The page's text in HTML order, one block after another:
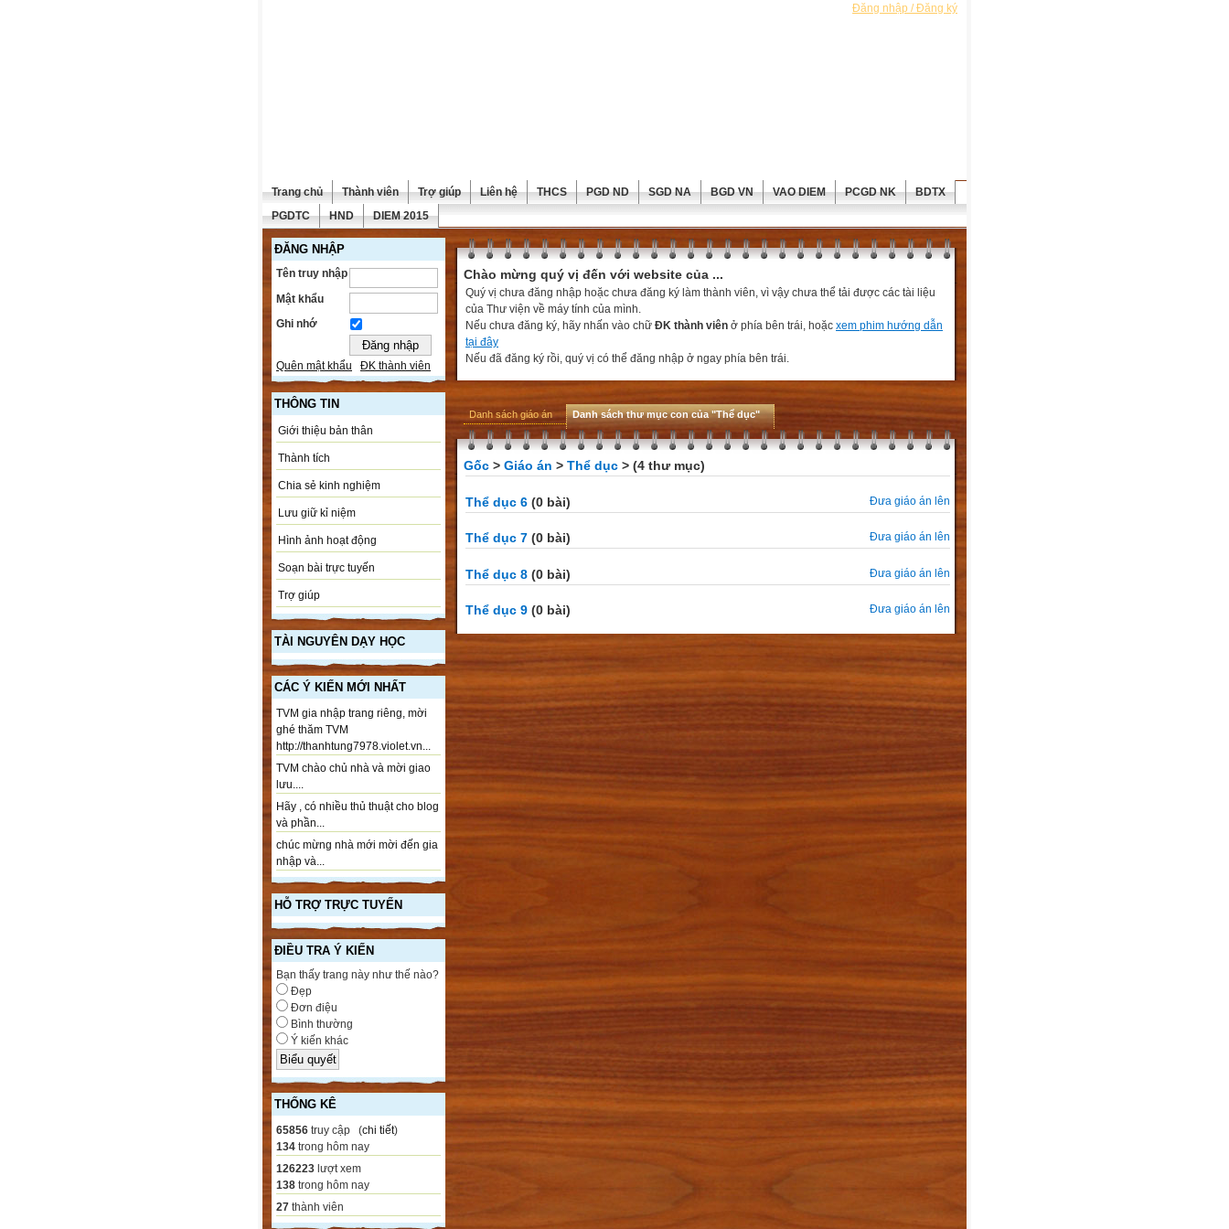
Đăng nhập / Đăng ký
Trang chủ Thành viên Trợ giúp Liên hệ THCS PGD ND SGD NA BGD VN VAO DIEM PCGD NK
BDTX
PGDTC
HND DIEM 2015
ĐĂNG NHẬP
Tên truy nhập
Mật khẩu
Ghi nhớ
Quên mật khẩu ĐK thành viên
THÔNG TIN
Giới thiệu bản thân
Thành tích
Chia sẻ kinh nghiệm
Lưu giữ kỉ niệm
Hình ảnh hoạt động
Soạn bài trực tuyến
Trợ giúp
TÀI NGUYÊN DẠY HỌC
CÁC Ý KIẾN MỚI NHẤT
TVM gia nhập trang riêng, mời
ghé thăm TVM
http://thanhtung7978.violet.vn...
TVM chào chủ nhà và mời giao
lưu....
Hãy , có nhiều thủ thuật cho blog
và phần...
chúc mừng nhà mới mời đến gia
nhập và...
HỖ TRỢ TRỰC TUYẾN
ĐIỀU TRA Ý KIẾN
Bạn thấy trang này như thế nào?
Đẹp
Đơn điệu
Bình thường
Ý kiến khác
THỐNG KÊ
65856 truy cập (chi tiết)
134 trong hôm nay
126223 lượt xem
138 trong hôm nay
27 thành viên
Chào mừng quý vị đến với website của ...
Quý vị chưa đăng nhập hoặc chưa đăng ký làm thành viên, vì vậy chưa thể tải được các tài liệu
của Thư viện về máy tính của mình.
Nếu chưa đăng ký, hãy nhấn vào chữ ĐK thành viên ở phía bên trái, hoặc xem phim hướng dẫn
tại đây
Nếu đã đăng ký rồi, quý vị có thể đăng nhập ở ngay phía bên trái.
Danh sách giáo án Danh sách thư mục con của "Thể dục"
Gốc > Giáo án > Thể dục > (4 thư mục)
Đưa giáo án lên
Thể dục 6 (0 bài)
Đưa giáo án lên
Thể dục 7 (0 bài)
Đưa giáo án lên
Thể dục 8 (0 bài)
Đưa giáo án lên
Thể dục 9 (0 bài)